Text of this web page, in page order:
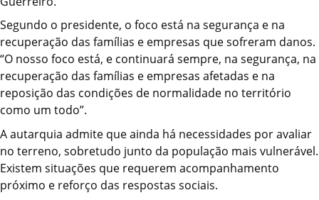
Segundo o presidente, o foco está na segurança e na
recuperação das famílias e empresas que sofreram danos.
“O nosso foco está, e continuará sempre, na segurança, na
recuperação das famílias e empresas afetadas e na
reposição das condições de normalidade no território
como um todo”.
A autarquia admite que ainda há necessidades por avaliar
no terreno, sobretudo junto da população mais vulnerável.
Existem situações que requerem acompanhamento
próximo e reforço das respostas sociais.